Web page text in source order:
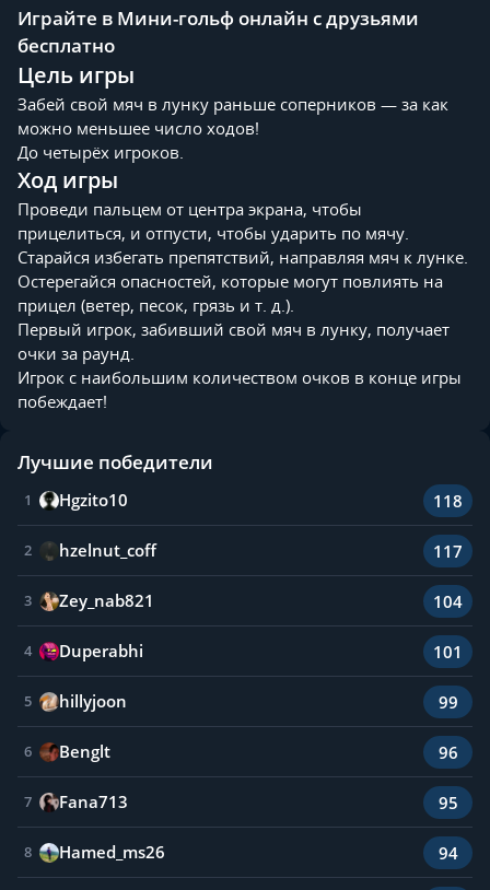
Играйте в Мини-гольф онлайн с друзьями
бесплатно
Цель игры
Забей свой мяч в лунку раньше соперников — за как
можно меньшее число ходов!
До четырёх игроков.
Ход игры
Проведи пальцем от центра экрана, чтобы
прицелиться, и отпусти, чтобы ударить по мячу.
Старайся избегать препятствий, направляя мяч к лунке.
Остерегайся опасностей, которые могут повлиять на
прицел (ветер, песок, грязь и т. д.).
Первый игрок, забивший свой мяч в лунку, получает
очки за раунд.
Игрок с наибольшим количеством очков в конце игры
побеждает!
Лучшие победители
1 Hgzito10 118
2 hzelnut_coff 117
3 Zey_nab821 104
4 Duperabhi 101
5 hillyjoon 99
6 Benglt 96
7 Fana713 95
8 Hamed_ms26 94